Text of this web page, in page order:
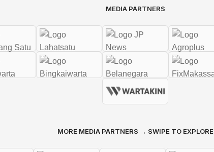
MEDIA PARTNERS
MORE MEDIA PARTNERS → SWIPE TO EXPLORE